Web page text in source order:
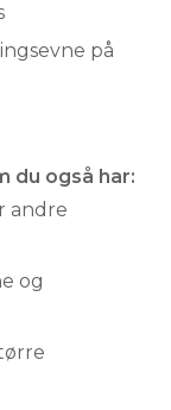
på
du også har:
andre
og